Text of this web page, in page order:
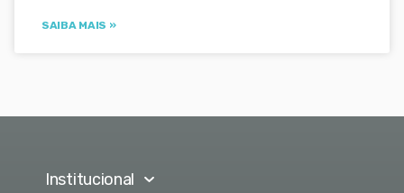
SAIBA MAIS »
Institucional